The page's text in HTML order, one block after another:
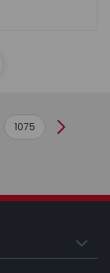
1075 Suivant